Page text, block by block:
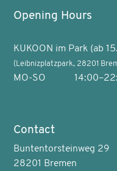
Opening Hours
KUKOON im Park (ab
(Leibnizplatzpark, 28201
MO-SO
Contact
Buntentorsteinweg 29
28201 Bremen